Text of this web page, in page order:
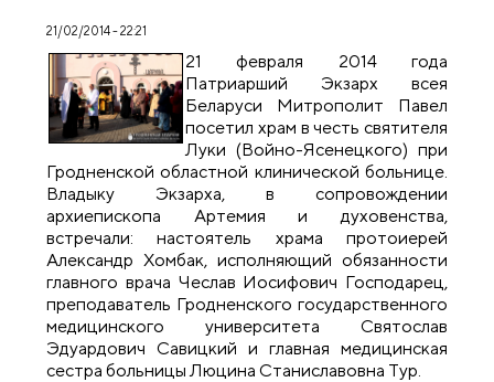
21/02/2014 - 22:21
21 февраля 2014 года
Патриарший Экзарх всея
Беларуси Митрополит Павел
посетил храм в честь святителя
Луки (Войно-Ясенецкого) при
Гродненской областной клинической больнице.
Владыку Экзарха, в сопровождении
архиепископа Артемия и духовенства,
встречали: настоятель храма протоиерей
Александр Хомбак, исполняющий обязанности
главного врача Чеслав Иосифович Господарец,
преподаватель Гродненского государственного
медицинского университета Святослав
Эдуардович Савицкий и главная медицинская
сестра больницы Люцина Станиславовна Тур.